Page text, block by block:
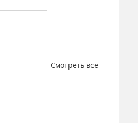
Смотреть все